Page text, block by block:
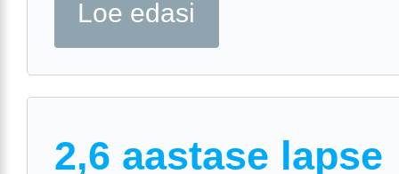
Loe edasi
2,6 aastase lapse